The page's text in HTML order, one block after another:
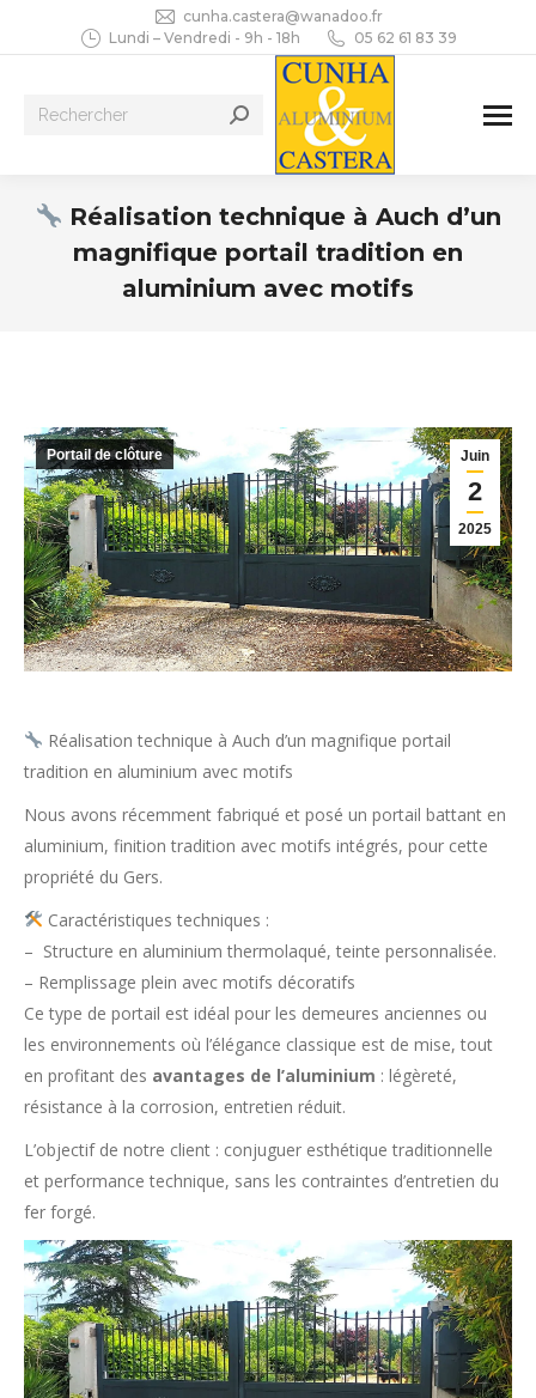
cunha.castera@wanadoo.fr
Lundi – Vendredi - 9h - 18h
05 62 61 83 39
Recherche
Réalisation technique à Auch d’un
magnifique portail tradition en
aluminium avec motifs
Juin
2
2025
Portail de clôture
Réalisation technique à Auch d’un magnifique portail
tradition en aluminium avec motifs
Nous avons récemment fabriqué et posé un portail battant en
aluminium, finition tradition avec motifs intégrés, pour cette
propriété du Gers.
Caractéristiques techniques :
– Structure en aluminium thermolaqué, teinte personnalisée.
– Remplissage plein avec motifs décoratifs
Ce type de portail est idéal pour les demeures anciennes ou
les environnements où l’élégance classique est de mise, tout
en profitant des avantages de l’aluminium : légèreté,
résistance à la corrosion, entretien réduit.
L’objectif de notre client : conjuguer esthétique traditionnelle
et performance technique, sans les contraintes d’entretien du
fer forgé.